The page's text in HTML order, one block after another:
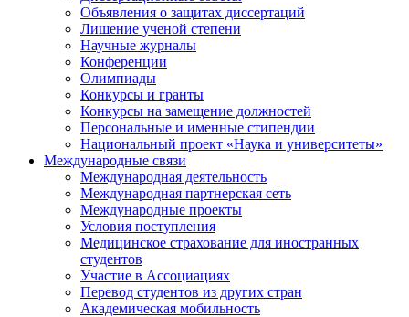
Объявления о защитах диссертаций
Лишение ученой степени
Научные журналы
Конференции
Олимпиады
Конкурсы и гранты
Конкурсы на замещение должностей
Персональные и именные стипендии
Национальный проект «Наука и университеты»
Международные связи
Международная деятельность
Международная партнерская сеть
Международные проекты
Условия поступления
Медицинское страхование для иностранных
студентов
Участие в Ассоциациях
Перевод студентов из других стран
Академическая мобильность